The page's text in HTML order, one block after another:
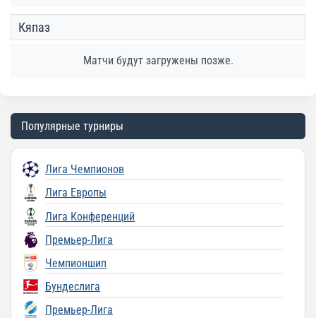
Кяпаз
Матчи будут загружены позже.
Популярные турниры
Лига Чемпионов
Лига Европы
Лига Конференций
Премьер-Лига
Чемпионшип
Бундеслига
Премьер-Лига